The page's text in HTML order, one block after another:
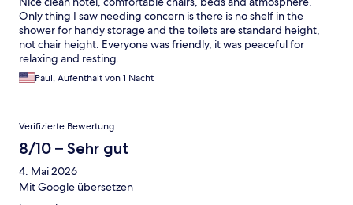
Only thing I saw needing concern is there is no shelf in the
shower for handy storage and the toilets are standard height,
not chair height. Everyone was friendly, it was peaceful for
relaxing and resting.
Paul, Aufenthalt von 1 Nacht
Verifizierte Bewertung
8/10 – Sehr gut
4. Mai 2026
Mit Google übersetzen